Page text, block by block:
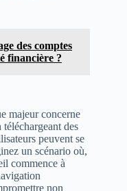
des comptes
financière ?
majeur concerne
téléchargeant des
peuvent se
un scénario où,
commence à
non